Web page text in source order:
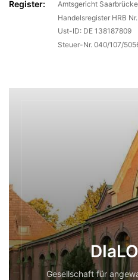
Register:
Amtsgericht
Handelsregister HRB
Ust-ID: DE 138187809
Steuer-Nr. 040/107/
Gesellschaft für